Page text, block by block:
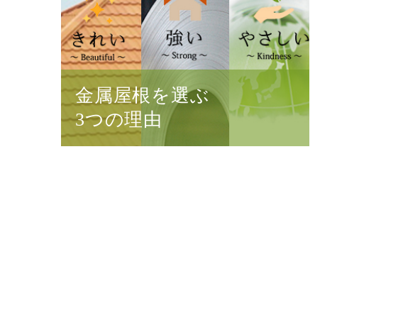
金属屋根を選ぶ
3つの理由